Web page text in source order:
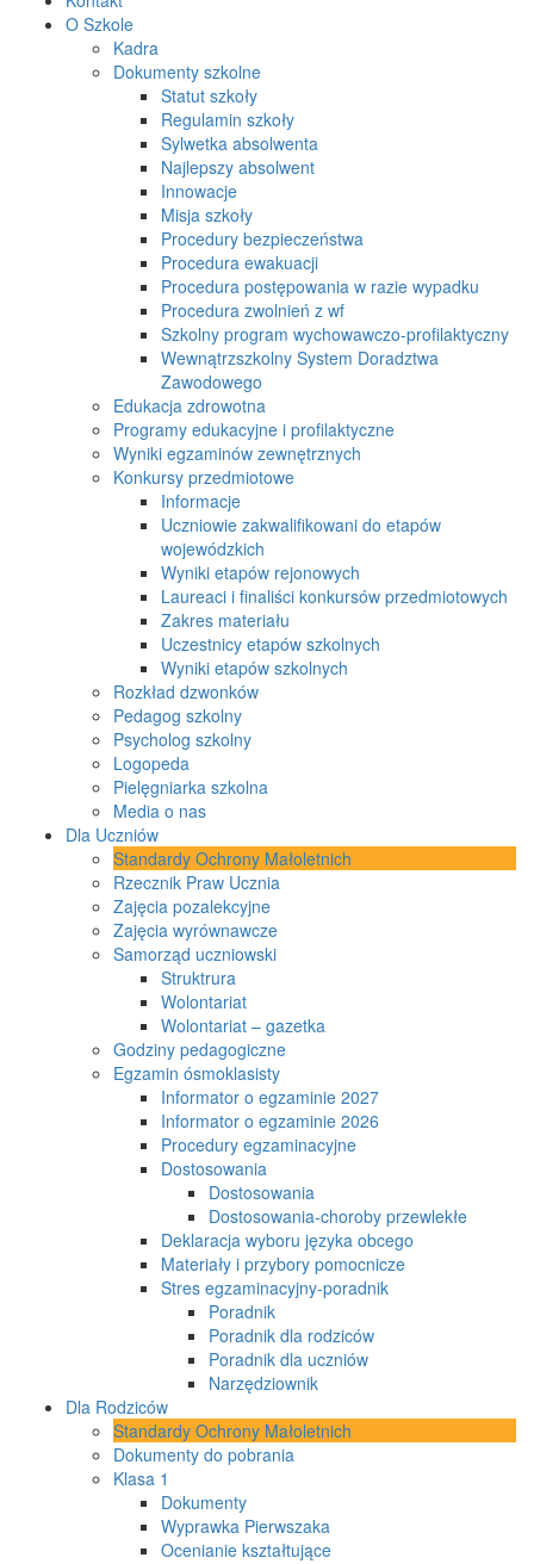
O Szkole
Kadra
Dokumenty szkolne
Statut szkoły
Regulamin szkoły
Sylwetka absolwenta
Najlepszy absolwent
Innowacje
Misja szkoły
Procedury bezpieczeństwa
Procedura ewakuacji
Procedura postępowania w razie wypadku
Procedura zwolnień z wf
Szkolny program wychowawczo-profilaktyczny
Wewnątrzszkolny System Doradztwa
Zawodowego
Edukacja zdrowotna
Programy edukacyjne i profilaktyczne
Wyniki egzaminów zewnętrznych
Konkursy przedmiotowe
Informacje
Uczniowie zakwalifikowani do etapów
wojewódzkich
Wyniki etapów rejonowych
Laureaci i finaliści konkursów przedmiotowych
Zakres materiału
Uczestnicy etapów szkolnych
Wyniki etapów szkolnych
Rozkład dzwonków
Pedagog szkolny
Psycholog szkolny
Logopeda
Pielęgniarka szkolna
Media o nas
Dla Uczniów
Standardy Ochrony Małoletnich
Rzecznik Praw Ucznia
Zajęcia pozalekcyjne
Zajęcia wyrównawcze
Samorząd uczniowski
Struktrura
Wolontariat
Wolontariat – gazetka
Godziny pedagogiczne
Egzamin ósmoklasisty
Informator o egzaminie 2027
Informator o egzaminie 2026
Procedury egzaminacyjne
Dostosowania
Dostosowania
Dostosowania-choroby przewlekłe
Deklaracja wyboru języka obcego
Materiały i przybory pomocnicze
Stres egzaminacyjny-poradnik
Poradnik
Poradnik dla rodziców
Poradnik dla uczniów
Narzędziownik
Dla Rodziców
Standardy Ochrony Małoletnich
Dokumenty do pobrania
Klasa 1
Dokumenty
Wyprawka Pierwszaka
Ocenianie kształtujące